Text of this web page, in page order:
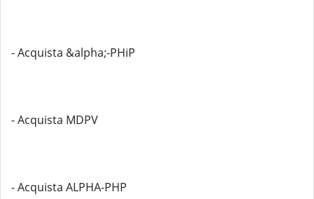
- Acquista &alpha;-PHiP
- Acquista MDPV
- Acquista ALPHA-PHP